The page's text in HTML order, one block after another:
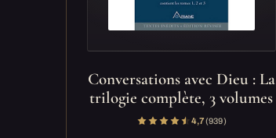
Conversations avec Dieu : La
trilogie complète, 3 volumes
4,7(939)